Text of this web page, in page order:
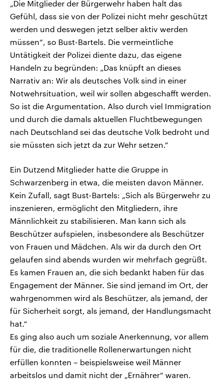
„Die Mitglieder der Bürgerwehr haben halt das
Gefühl, dass sie von der Polizei nicht mehr geschützt
werden und deswegen jetzt selber aktiv werden
müssen“, so Bust-Bartels. Die vermeintliche
Untätigkeit der Polizei diente dazu, das eigene
Handeln zu begründen: „Das knüpft an dieses
Narrativ an: Wir als deutsches Volk sind in einer
Notwehrsituation, weil wir sollen abgeschafft werden.
So ist die Argumentation. Also durch viel Immigration
und durch die damals aktuellen Fluchtbewegungen
nach Deutschland sei das deutsche Volk bedroht und
sie müssten sich jetzt da zur Wehr setzen.“
Ein Dutzend Mitglieder hatte die Gruppe in
Schwarzenberg in etwa, die meisten davon Männer.
Kein Zufall, sagt Bust-Bartels: „Sich als Bürgerwehr zu
inszenieren, ermöglicht den Mitgliedern, ihre
Männlichkeit zu stabilisieren. Man kann sich als
Beschützer aufspielen, insbesondere als Beschützer
von Frauen und Mädchen. Als wir da durch den Ort
gelaufen sind abends wurden wir mehrfach gegrüßt.
Es kamen Frauen an, die sich bedankt haben für das
Engagement der Männer. Sie sind jemand im Ort, der
wahrgenommen wird als Beschützer, als jemand, der
für Sicherheit sorgt, als jemand, der Handlungsmacht
hat.“
Es ging also auch um soziale Anerkennung, vor allem
für die, die traditionelle Rollenerwartungen nicht
erfüllen konnten – beispielsweise weil Männer
arbeitslos und damit nicht der „Ernährer“ waren.